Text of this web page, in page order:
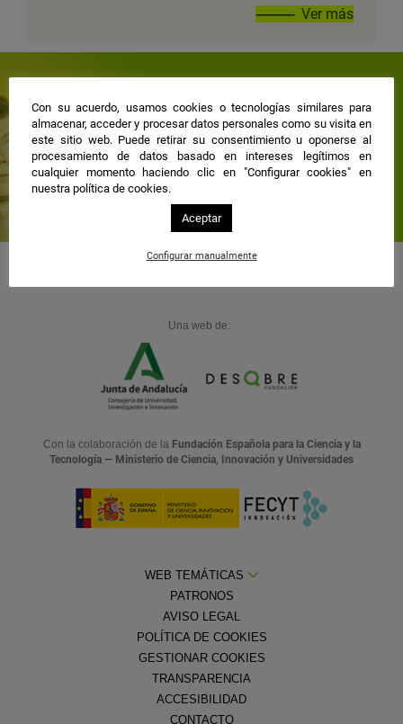
Ver más
¿Hay alguna cuestión relacionada con la energía
para la que necesites una respuesta? Formula tu
pregunta y nos pondremos manos a la obra.
formula tu pregunta
Una web de:
Con la colaboración de la Fundación Española para la Ciencia y la
Tecnología — Ministerio de Ciencia, Innovación y Universidades
WEB TEMÁTICAS
PATRONOS
AVISO LEGAL
POLÍTICA DE COOKIES
GESTIONAR COOKIES
TRANSPARENCIA
ACCESIBILIDAD
CONTACTO
Con su acuerdo, usamos cookies o tecnologías similares para
almacenar, acceder y procesar datos personales como su visita en
este sitio web. Puede retirar su consentimiento u oponerse al
procesamiento de datos basado en intereses legítimos en
cualquier momento haciendo clic en "Configurar cookies" en
nuestra política de cookies.
Aceptar
Configurar manualmente